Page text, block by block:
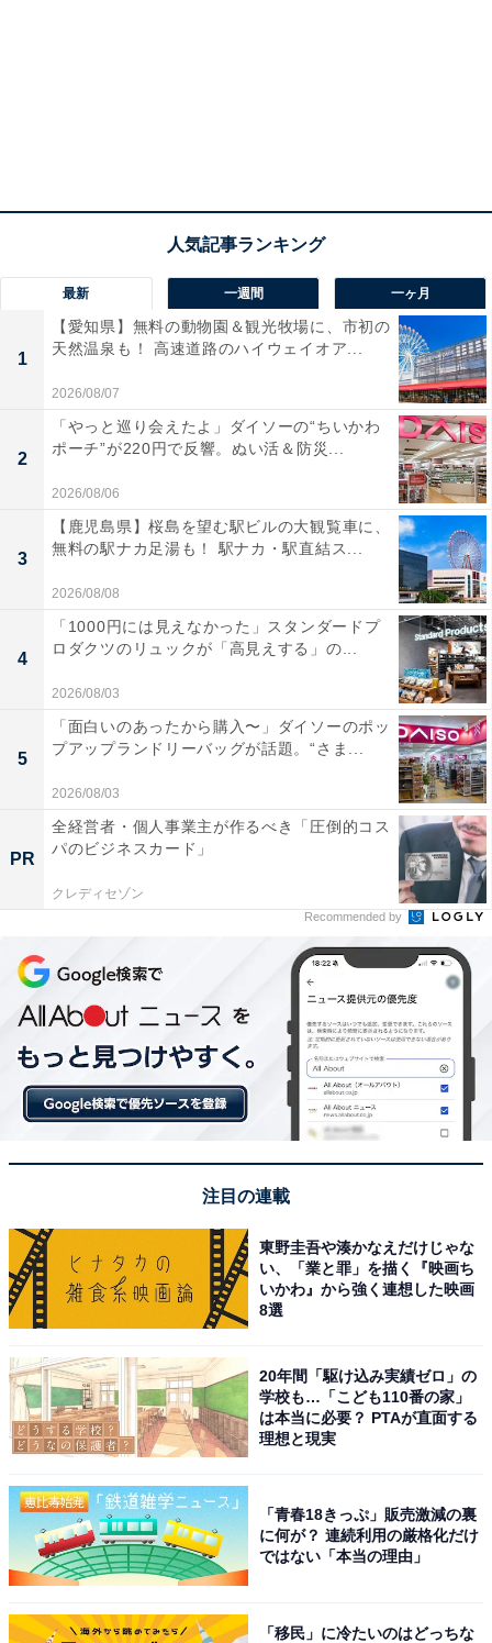
最新 一週間 一ヶ月
1
【愛知県】無料の動物園＆観光牧場に、市初の
天然温泉も！ 高速道路のハイウェイオア...
2026/08/07
2
「やっと巡り会えたよ」ダイソーの“ちいかわ
ポーチ”が220円で反響。ぬい活＆防災...
2026/08/06
3
【鹿児島県】桜島を望む駅ビルの大観覧車に、
無料の駅ナカ足湯も！ 駅ナカ・駅直結ス...
2026/08/08
4
「1000円には見えなかった」スタンダードプ
ロダクツのリュックが「高見えする」の...
2026/08/03
5
「面白いのあったから購入〜」ダイソーのポッ
プアップランドリーバッグが話題。“さま...
2026/08/03
PR
全経営者・個人事業主が作るべき「圧倒的コス
パのビジネスカード」
クレディセゾン
Recommended by
注目の連載
東野圭吾や湊かなえだけじゃな
い、「業と罪」を描く『映画ち
いかわ』から強く連想した映画
8選
20年間「駆け込み実績ゼロ」の
学校も…「こども110番の家」
は本当に必要？ PTAが直面する
理想と現実
「青春18きっぷ」販売激減の裏
に何が？ 連続利用の厳格化だけ
ではない「本当の理由」
「移民」に冷たいのはどっちな